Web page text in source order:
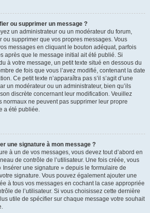
ou supprimer un message ?
un administrateur ou un modérateur du forum,
ou supprimer que vos propres messages. Vous
messages en cliquant le bouton adéquat, parfois
après que le message initial ait été publié. Si
à votre message, un petit texte situé en dessous du
de fois que vous l’avez modifié, contenant la date
Ce petit texte n’apparaîtra pas s’il s’agit d’une
un modérateur ou un administrateur, bien qu’ils
discrète concernant leur modification. Veuillez
normaux ne peuvent pas supprimer leur propre
a été publiée.
une signature à mon message ?
à un de vos messages, vous devez tout d’abord en
de contrôle de l’utilisateur. Une fois créée, vous
Insérer une signature » depuis le formulaire de
signature. Vous pouvez également ajouter une
à tous vos messages en cochant la case appropriée
de l’utilisateur. Si vous choisissez cette dernière
utile de spécifier sur chaque message votre souhait